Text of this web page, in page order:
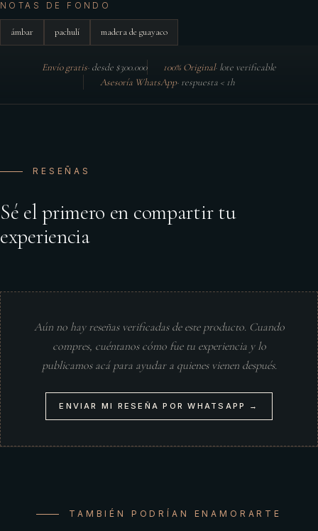
NOTAS DE FONDO
ámbar pachulí madera de guayaco
Envío gratis· desde $300.000 100% Original· lote verificable
Asesoría WhatsApp· respuesta < 1h
RESEÑAS
Sé el primero en compartir tu
experiencia
Aún no hay reseñas verificadas de este producto. Cuando
compres, cuéntanos cómo fue tu experiencia y lo
publicamos acá para ayudar a quienes vienen después.
ENVIAR MI RESEÑA POR WHATSAPP →
TAMBIÉN PODRÍAN ENAMORARTE